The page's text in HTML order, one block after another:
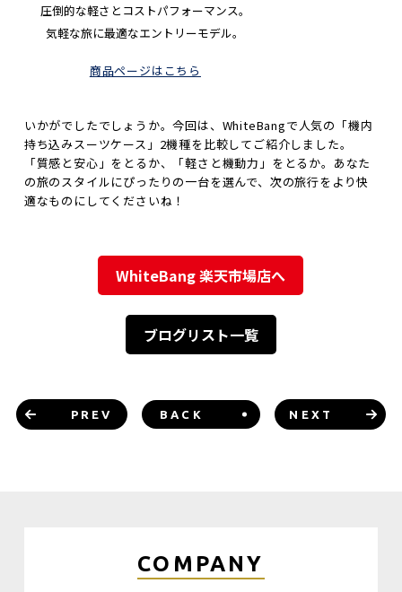
圧倒的な軽さとコストパフォーマンス。
気軽な旅に最適なエントリーモデル。
商品ページはこちら
いかがでしたでしょうか。今回は、WhiteBangで人気の「機内
持ち込みスーツケース」2機種を比較してご紹介しました。
「質感と安心」をとるか、「軽さと機動力」をとるか。あなた
の旅のスタイルにぴったりの一台を選んで、次の旅行をより快
適なものにしてくださいね！
WhiteBang 楽天市場店へ
ブログリスト一覧
PREV NEXT
BACK
COMPANY